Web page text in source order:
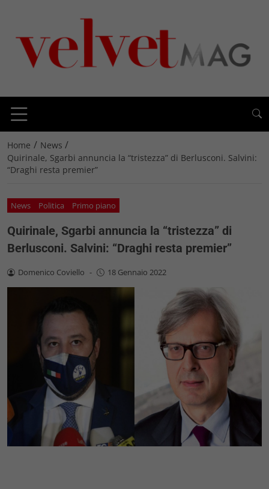
Home / News /
Quirinale, Sgarbi annuncia la “tristezza” di Berlusconi. Salvini:
“Draghi resta premier”
News Politica Primo piano
Quirinale, Sgarbi annuncia la “tristezza” di
Berlusconi. Salvini: “Draghi resta premier”
Domenico Coviello - 18 Gennaio 2022